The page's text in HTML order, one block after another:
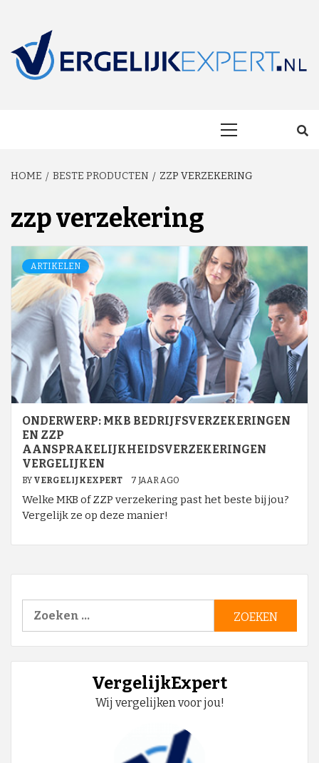
content
HOME BESTE PRODUCTEN ZZP VERZEKERING
zzp verzekering
ARTIKELEN
ONDERWERP: MKB BEDRIJFSVERZEKERINGEN
EN ZZP
AANSPRAKELIJKHEIDSVERZEKERINGEN
VERGELIJKEN
BY VERGELIJKEXPERT 7 JAAR AGO
Welke MKB of ZZP verzekering past het beste bij jou?
Vergelijk ze op deze manier!
Zoeken
VergelijkExpert
Wij vergelijken voor jou!